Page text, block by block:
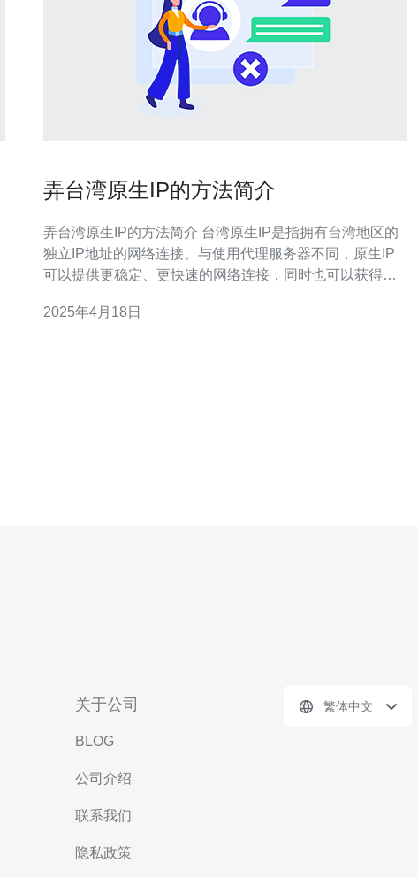
弄台湾原生IP的方法简介
弄台湾原生IP的方法简介 台湾原生IP是指拥有台湾地区的
独立IP地址的网络连接。与使用代理服务器不同，原生IP
可以提供更稳定、更快速的网络连接，同时也可以获得更
1. 租用台湾主机 租用台湾的虚拟主机或独立主机，可以获
2025年4月18日
关于公司
BLOG
公司介绍
联系我们
隐私政策
繁体中文